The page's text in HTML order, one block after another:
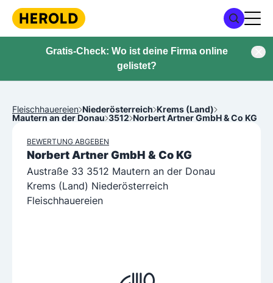
Gratis-Check: Wo ist deine Firma online
gelistet?
Fleischhauereien Niederösterreich Krems (Land)
Mautern an der Donau 3512 Norbert Artner GmbH & Co KG
BEWERTUNG ABGEBEN
Norbert Artner GmbH & Co KG
Austraße 33 3512 Mautern an der Donau
Krems (Land) Niederösterreich
Fleischhauereien